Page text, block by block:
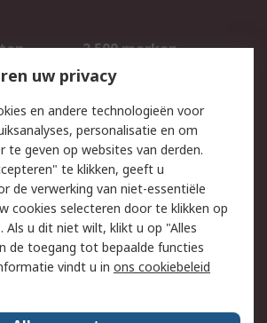
2.500 merken
Inkoopoplossingen
Email veiligheid
Websitevoorwaarden
uw privacy
en andere technologieën voor
personalisatie en om
te geven op websites van derden.
te klikken, geeft u
de verwerking van niet-essentiële
cookies selecteren door te klikken op
Als u dit niet wilt, klikt u op "Alles
de toegang tot bepaalde functies
vindt u in ons cookiebeleid